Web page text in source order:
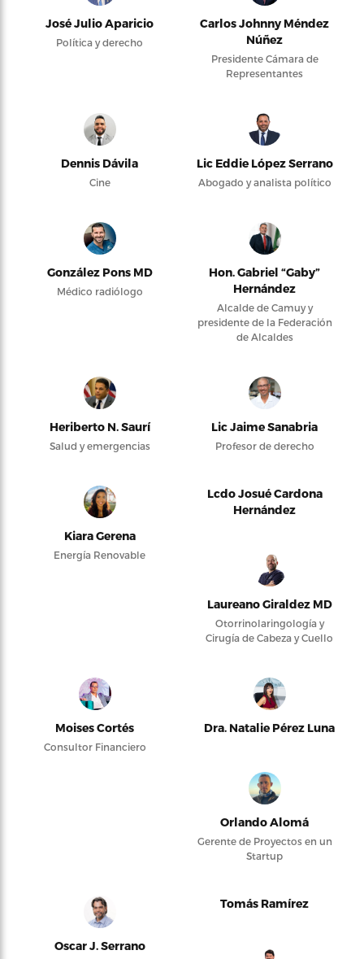
José Julio Aparicio
Política y derecho
Carlos Johnny Méndez
Núñez
Presidente Cámara de
Representantes
Dennis Dávila
Cine
Lic Eddie López Serrano
Abogado y analista político
González Pons MD
Médico radiólogo
Hon. Gabriel “Gaby”
Hernández
Alcalde de Camuy y
presidente de la Federación
de Alcaldes
Heriberto N. Saurí
Salud y emergencias
Lic Jaime Sanabria
Profesor de derecho
Kiara Gerena
Energía Renovable
Lcdo Josué Cardona
Hernández
Laureano Giraldez MD
Otorrinolaringología y
Cirugía de Cabeza y Cuello
Moises Cortés
Consultor Financiero
Dra. Natalie Pérez Luna
Orlando Alomá
Gerente de Proyectos en un
Startup
Oscar J. Serrano
Tomás Ramírez